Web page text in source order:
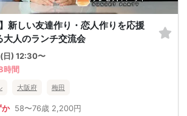
新しい友達作り・恋人作りを応援
大人のランチ交流会
日) 12:30〜
時間
大阪府 梅田
か 58〜76歳 2,200円